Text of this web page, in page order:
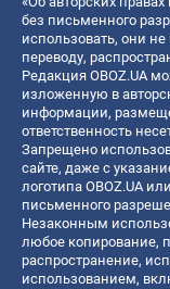
без письменного
использовать, они
переводу,
Редакция OBOZ.UA
изложенную в
информации,
ответственность
Запрещено
сайте, даже с
логотипа OBOZ.UA
письменного
Незаконным
любое копирование,
распространение,
использованием,